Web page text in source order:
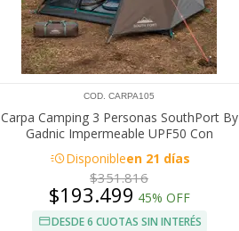
COD. CARPA105
Carpa Camping 3 Personas SouthPort By
Gadnic Impermeable UPF50 Con
Tecnología Blackout
acuteDisponibleen 21 días
$351.816
$193.499 45% OFF
DESDE 6 CUOTAS SIN INTERÉS